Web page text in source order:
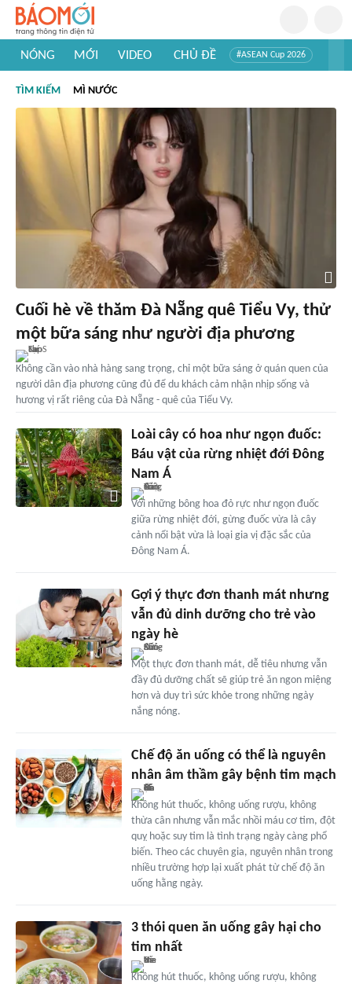
NÓNG MỚI VIDEO CHỦ ĐỀ #ASEAN Cup 2026
#Khám phá thế giới
TÌM KIẾM MÌ NƯỚC
Cuối hè về thăm Đà Nẵng quê Tiểu Vy, thử
một bữa sáng như người địa phương
Không cần vào nhà hàng sang trọng, chỉ một bữa sáng ở quán quen của
người dân địa phương cũng đủ để du khách cảm nhận nhịp sống và
hương vị rất riêng của Đà Nẵng - quê của Tiểu Vy.
Loài cây có hoa như ngọn đuốc:
Báu vật của rừng nhiệt đới Đông
Nam Á
Với những bông hoa đỏ rực như ngọn đuốc
giữa rừng nhiệt đới, gừng đuốc vừa là cây
cảnh nổi bật vừa là loại gia vị đặc sắc của
Đông Nam Á.
Gợi ý thực đơn thanh mát nhưng
vẫn đủ dinh dưỡng cho trẻ vào
ngày hè
Một thực đơn thanh mát, dễ tiêu nhưng vẫn
đầy đủ dưỡng chất sẽ giúp trẻ ăn ngon miệng
hơn và duy trì sức khỏe trong những ngày
nắng nóng.
Chế độ ăn uống có thể là nguyên
nhân âm thầm gây bệnh tim mạch
Không hút thuốc, không uống rượu, không
thừa cân nhưng vẫn mắc nhồi máu cơ tim, đột
quỵ hoặc suy tim là tình trạng ngày càng phổ
biến. Theo các chuyên gia, nguyên nhân trong
nhiều trường hợp lại xuất phát từ chế độ ăn
uống hằng ngày.
3 thói quen ăn uống gây hại cho
tim nhất
Không hút thuốc, không uống rượu, không